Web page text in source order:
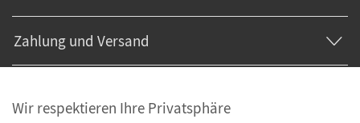
Zahlung und Versand
Wir respektieren Ihre Privatsphäre